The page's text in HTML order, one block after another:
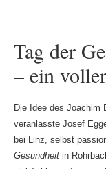
Tag der
– ein
Die Idee des Joachim
veranlasste Josef
bei Linz, selbst
Gesundheitin